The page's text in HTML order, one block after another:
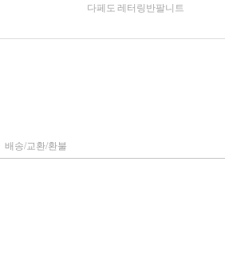
다페도 레터링반팔니트
배송/교환/환불